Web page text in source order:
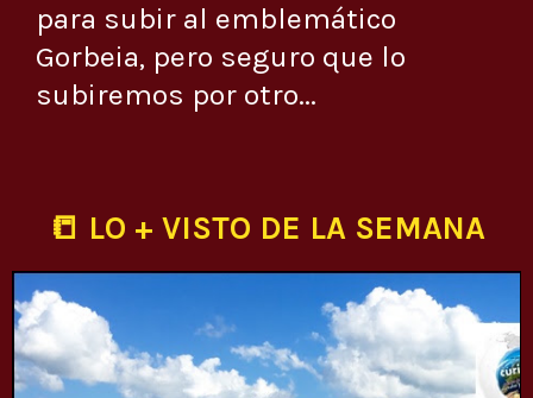
para subir al emblemático
Gorbeia, pero seguro que lo
subiremos por otro...
📒 LO + VISTO DE LA SEMANA